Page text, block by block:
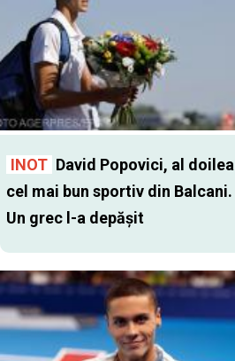
INOT David Popovici, al doilea
cel mai bun sportiv din Balcani.
Un grec l-a depăşit